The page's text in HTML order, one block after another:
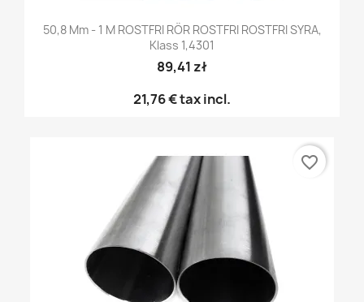
50,8 Mm - 1 M ROSTFRI RÖR ROSTFRI ROSTFRI SYRA,
Klass 1,4301
89,41 zł
21,76 €tax incl.
favorite_border